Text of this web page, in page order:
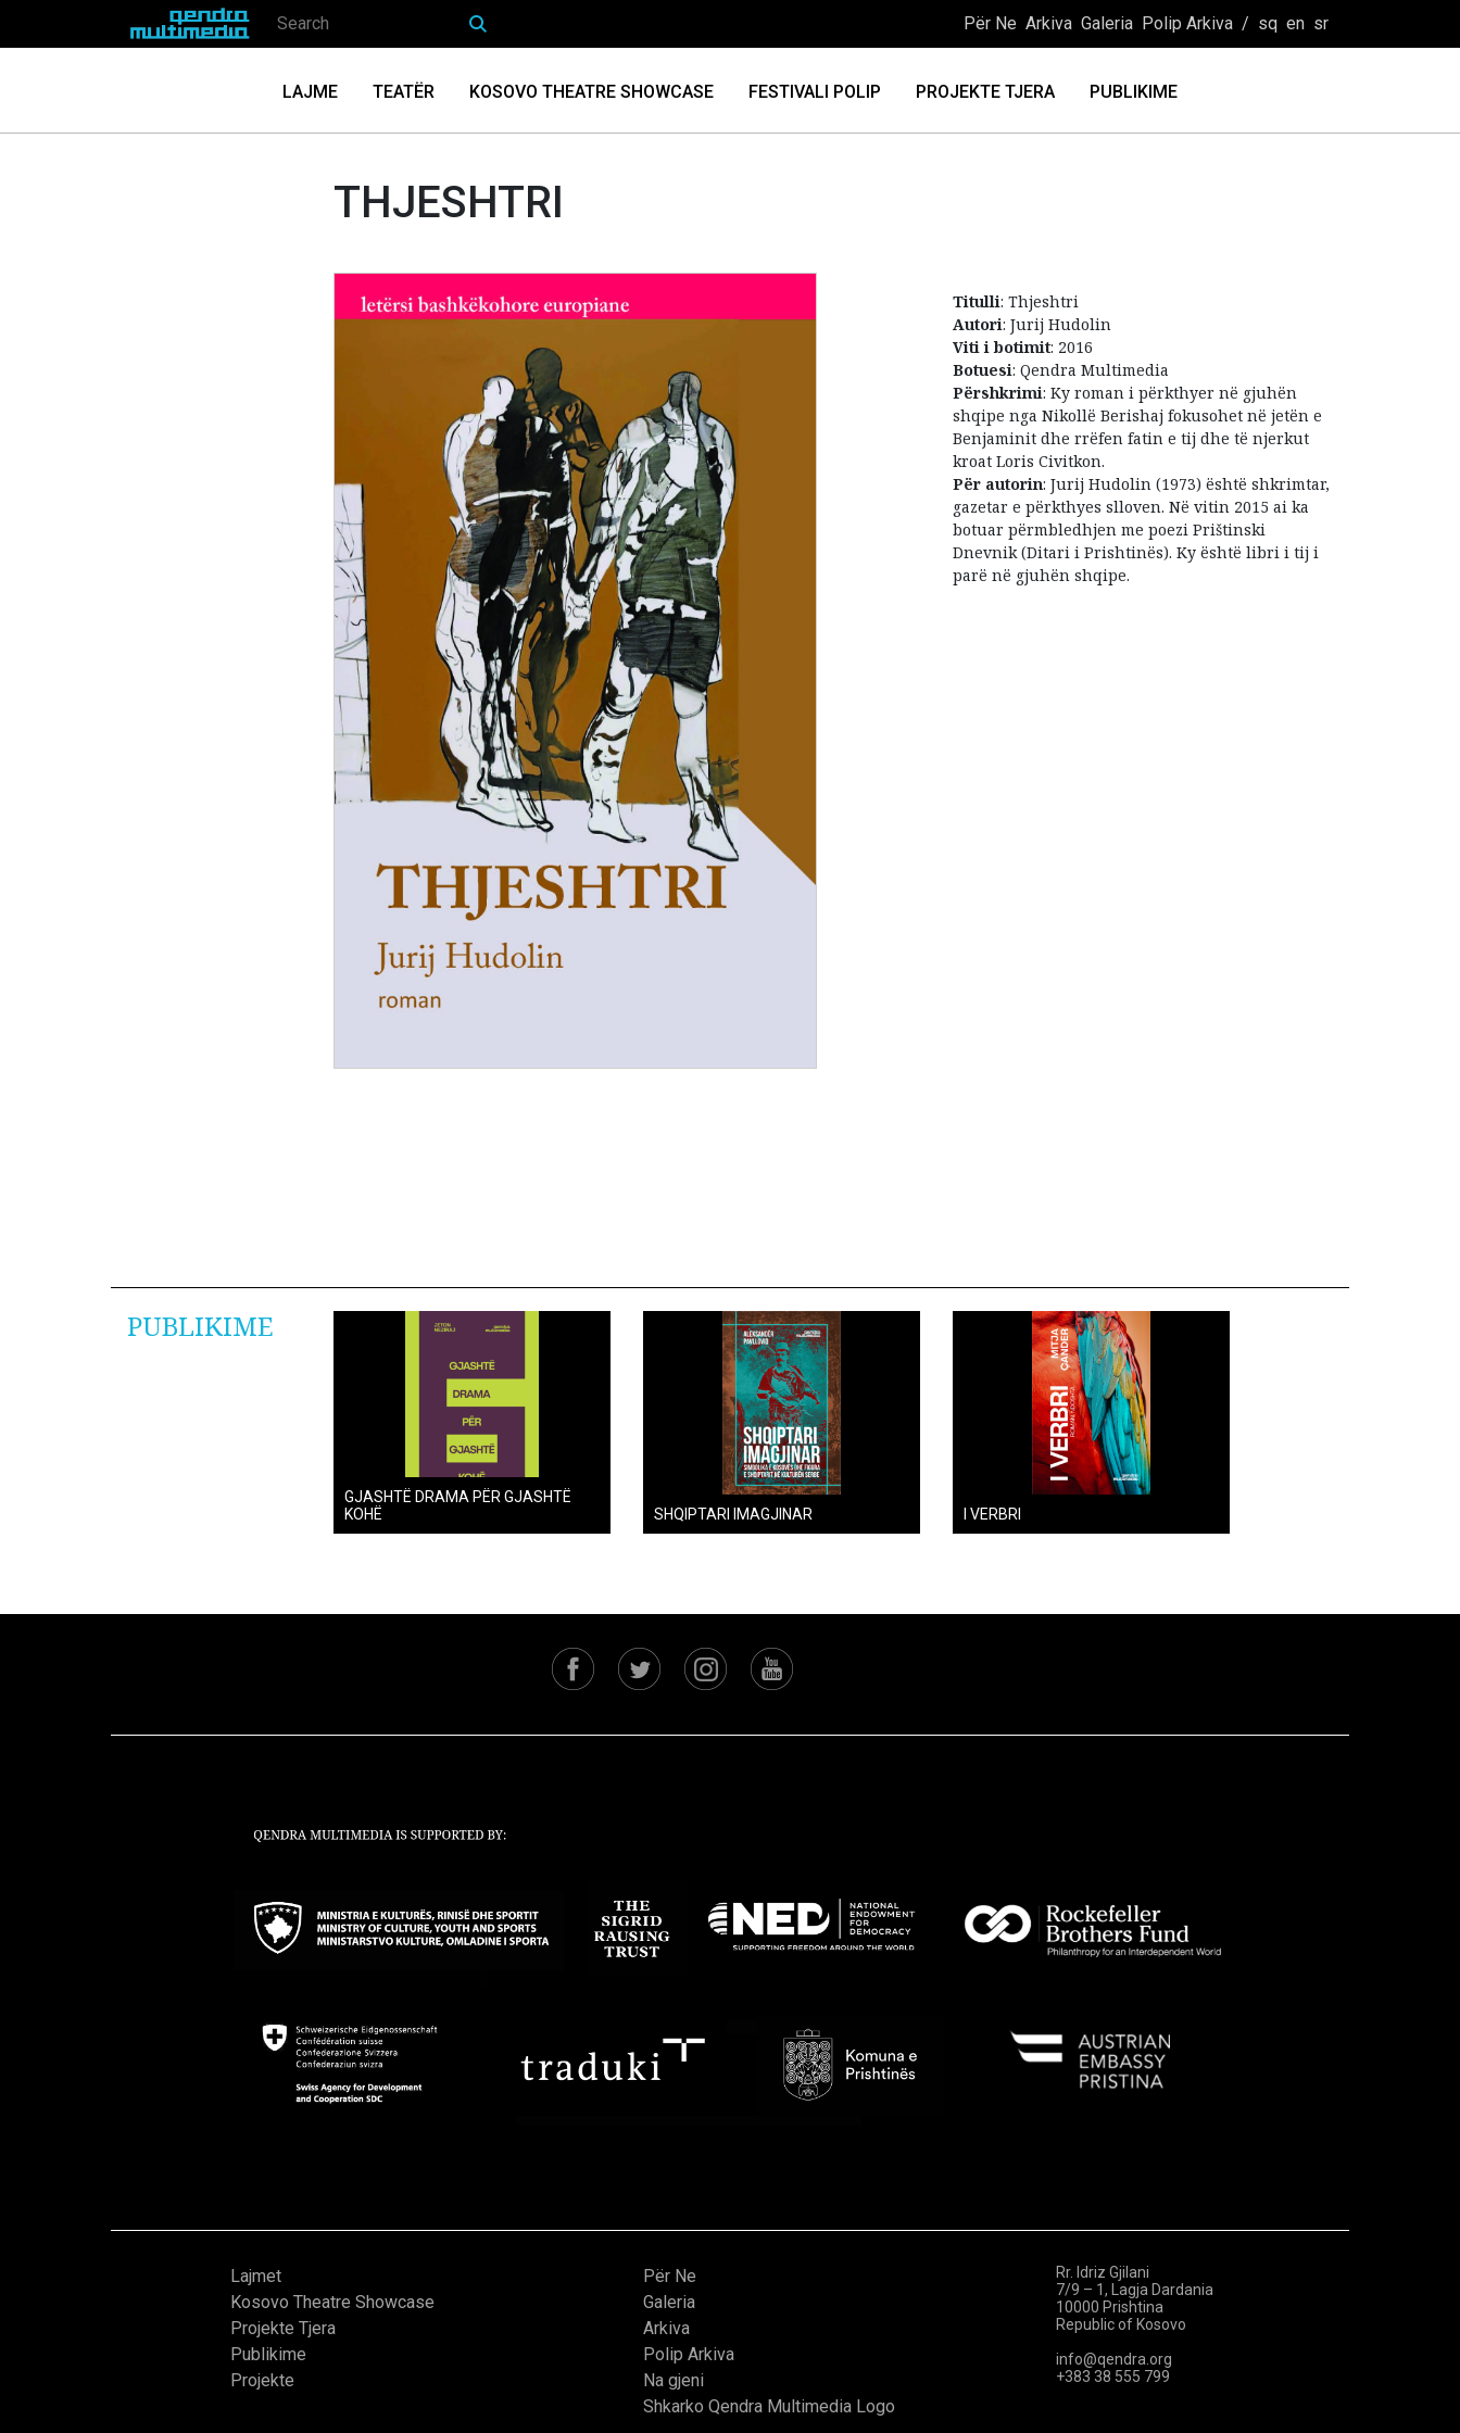
Për Ne Arkiva Galeria Polip Arkiva / sq en sr
LAJME TEATËR KOSOVO THEATRE SHOWCASE FESTIVALI POLIP PROJEKTE TJERA PUBLIKIME
THJESHTRI
Titulli: Thjeshtri
Autori: Jurij Hudolin
Viti i botimit: 2016
Botuesi: Qendra Multimedia
Përshkrimi: Ky roman i përkthyer në gjuhën
shqipe nga Nikollë Berishaj fokusohet në jetën e
Benjaminit dhe rrëfen fatin e tij dhe të njerkut
kroat Loris Civitkon.
Për autorin: Jurij Hudolin (1973) është shkrimtar,
gazetar e përkthyes slloven. Në vitin 2015 ai ka
botuar përmbledhjen me poezi Prištinski
Dnevnik (Ditari i Prishtinës). Ky është libri i tij i
parë në gjuhën shqipe.
PUBLIKIME
GJASHTË DRAMA PËR GJASHTË
KOHË
SHQIPTARI IMAGJINAR I VERBRI
Lajmet
Kosovo Theatre Showcase
Projekte Tjera
Publikime
Projekte
Për Ne
Galeria
Arkiva
Polip Arkiva
Na gjeni
Shkarko Qendra Multimedia Logo
Rr. Idriz Gjilani
7/9 – 1, Lagja Dardania
10000 Prishtina
Republic of Kosovo
info@qendra.org
+383 38 555 799